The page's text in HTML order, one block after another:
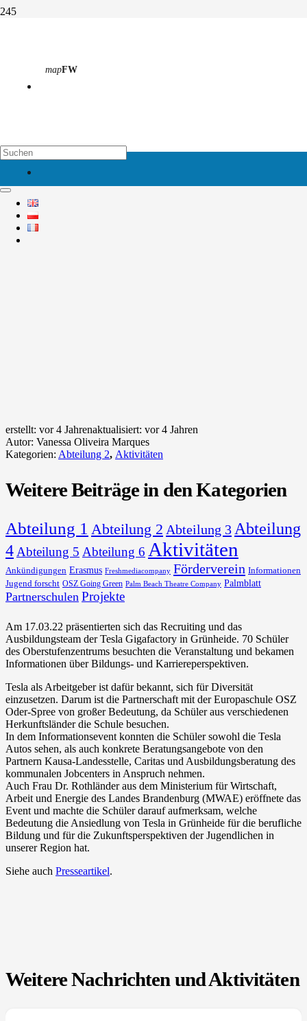
mapFW
Aktivitäten
erstellt: vor 4 Jahrenaktualisiert: vor 4 Jahren
Autor: Vanessa Oliveira Marques
Kategorien: Abteilung 2, Aktivitäten
Weitere Beiträge in den Kategorien
Abteilung 1 Abteilung 2 Abteilung 3 Abteilung
4 Abteilung 5 Abteilung 6 Aktivitäten
Ankündigungen Erasmus Freshmediacompany Förderverein Informationen
Jugend forscht OSZ Going Green Palm Beach Theatre Company Palmblatt
Partnerschulen Projekte
Am 17.03.22 präsentierten sich das Recruiting und das
Ausbildungsteam der Tesla Gigafactory in Grünheide. 70 Schüler
des Oberstufenzentrums besuchten die Veranstaltung und bekamen
Informationen über Bildungs- und Karriereperspektiven.
Tesla als Arbeitgeber ist dafür bekannt, sich für Diversität
einzusetzen. Darum ist die Partnerschaft mit der Europaschule OSZ
Oder-Spree von großer Bedeutung, da Schüler aus verschiedenen
Herkunftsländer die Schule besuchen.
In dem Informationsevent konnten die Schüler sowohl die Tesla
Autos sehen, als auch konkrete Beratungsangebote von den
Partnern Kausa-Landesstelle, Caritas und Ausbildungsberatung des
kommunalen Jobcenters in Anspruch nehmen.
Auch Frau Dr. Rothländer aus dem Ministerium für Wirtschaft,
Arbeit und Energie des Landes Brandenburg (MWAE) eröffnete das
Event und machte die Schüler darauf aufmerksam, welche
Bedeutung die Ansiedlung von Tesla in Grünheide für die berufliche
Bildung und für die Zukunftsperspektiven der Jugendlichen in
unserer Region hat.
Siehe auch Presseartikel.
Weitere Nachrichten und Aktivitäten